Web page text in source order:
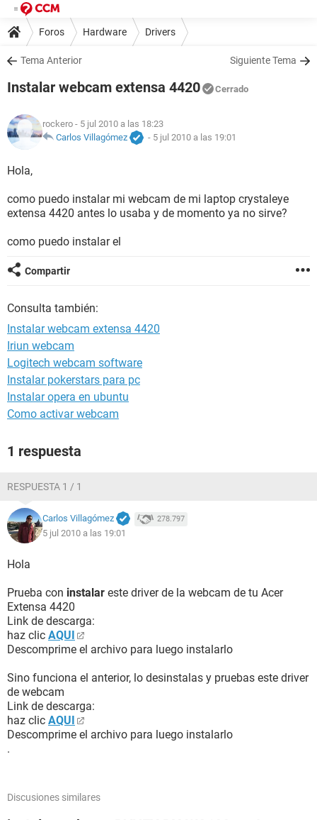
Foros Hardware Drivers
Tema Anterior Siguiente Tema
Instalar webcam extensa 4420 Cerrado
rockero - 5 jul 2010 a las 18:23
Carlos Villagómez
- 5 jul 2010 a las 19:01
Hola,
como puedo instalar mi webcam de mi laptop crystaleye
extensa 4420 antes lo usaba y de momento ya no sirve?
como puedo instalar el
Compartir
Consulta también:
Instalar webcam extensa 4420
Iriun webcam
Logitech webcam software
Instalar pokerstars para pc
Instalar opera en ubuntu
Como activar webcam
1 respuesta
RESPUESTA 1 / 1
Carlos Villagómez 278.797
5 jul 2010 a las 19:01
Hola
Prueba con instalar este driver de la webcam de tu Acer
Extensa 4420
Link de descarga:
haz clic AQUI
Descomprime el archivo para luego instalarlo
Sino funciona el anterior, lo desinstalas y pruebas este driver
de webcam
Link de descarga:
haz clic AQUI
Descomprime el archivo para luego instalarlo
.
Discusiones similares